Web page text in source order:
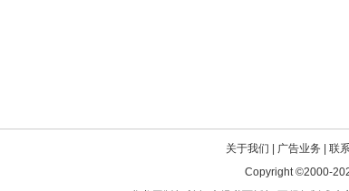
关于我们 广告业务 联
Copyright ©2000-